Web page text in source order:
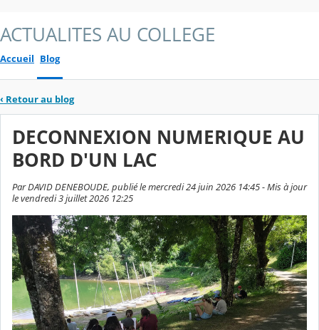
ACTUALITES AU COLLEGE
Accueil Blog
‹ Retour au blog
DECONNEXION NUMERIQUE AU
BORD D'UN LAC
Par DAVID DENEBOUDE, publié le mercredi 24 juin 2026 14:45 - Mis à jour
le vendredi 3 juillet 2026 12:25